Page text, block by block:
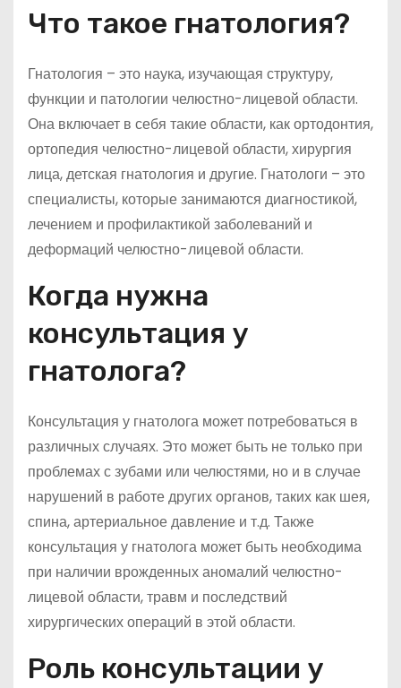
Что такое гнатология?
Гнатология – это наука, изучающая структуру,
функции и патологии челюстно-лицевой области.
Она включает в себя такие области, как ортодонтия,
ортопедия челюстно-лицевой области, хирургия
лица, детская гнатология и другие. Гнатологи – это
специалисты, которые занимаются диагностикой,
лечением и профилактикой заболеваний и
деформаций челюстно-лицевой области.
Когда нужна
консультация у
гнатолога?
Консультация у гнатолога может потребоваться в
различных случаях. Это может быть не только при
проблемах с зубами или челюстями, но и в случае
нарушений в работе других органов, таких как шея,
спина, артериальное давление и т.д. Также
консультация у гнатолога может быть необходима
при наличии врожденных аномалий челюстно-
лицевой области, травм и последствий
хирургических операций в этой области.
Роль консультации у